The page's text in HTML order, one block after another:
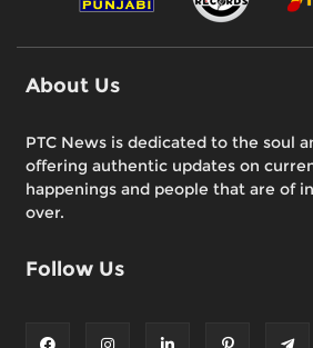
About Us
PTC News is dedicated to the soul
offering authentic updates on
happenings and people that are of
over.
Follow Us